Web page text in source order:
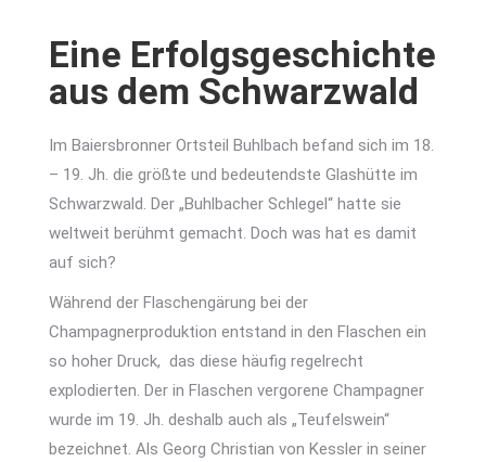
Eine Erfolgsgeschichte
aus dem Schwarzwald
Im Baiersbronner Ortsteil Buhlbach befand sich im 18.
– 19. Jh. die größte und bedeutendste Glashütte im
Schwarzwald. Der „Buhlbacher Schlegel“ hatte sie
weltweit berühmt gemacht. Doch was hat es damit
auf sich?
Während der Flaschengärung bei der
Champagnerproduktion entstand in den Flaschen ein
so hoher Druck, das diese häufig regelrecht
explodierten. Der in Flaschen vergorene Champagner
wurde im 19. Jh. deshalb auch als „Teufelswein“
bezeichnet. Als Georg Christian von Kessler in seiner